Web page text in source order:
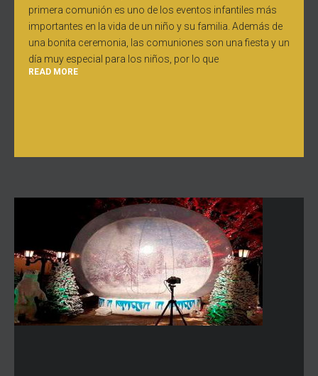
primera comunión es uno de los eventos infantiles más
importantes en la vida de un niño y su familia. Además de
una bonita ceremonia, las comuniones son una fiesta y un
día muy especial para los niños, por lo que
READ MORE